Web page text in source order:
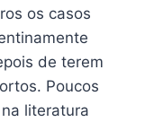
os casos
de terem
Poucos
literatura